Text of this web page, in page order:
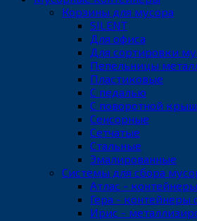
Корзины для мусора
SILENT
Для офиса
Для сортировки
Пепельницы
Пластиковые
С педалью
С поворотной
Сенсорные
Сетчатые
Стальные
Эмалированные
Системы для сбора
Атлас -
Гера - контейнеры
Ирис -